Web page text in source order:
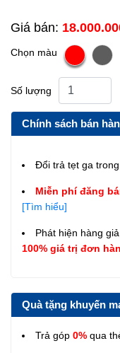
Giá bán:
Chọn màu
Số lượng
Chính sách bán
Đổi trả tẹt ga trong
Miễn phí đăng
[Tìm hiểu]
Phát hiện hàng
100% giá trị đơn
Quà tặng khuyến
Trả góp 0% qua